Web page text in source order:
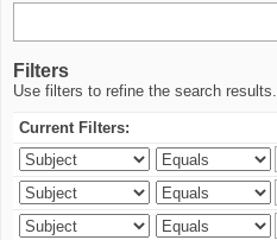
Filters
Use filters to refine the search results.
Current Filters: